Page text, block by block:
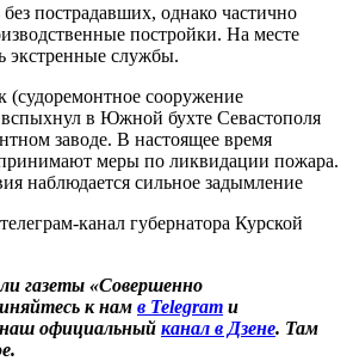
пострадавших, однако частично
постройки. На месте
экстренные службы.
(судоремонтное сооружение
вспыхнул в Южной бухте Севастополя
заводе. В настоящее время
меры по ликвидации пожара.
наблюдается сильное задымление
канал губернатора Курской
газеты «Совершенно
к нам в Telegram и
официальный канал в Дзене. Там